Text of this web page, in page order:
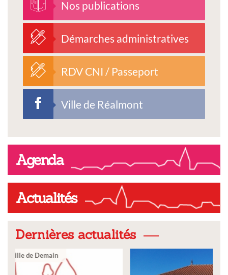
Nos publications
Démarches administratives
RDV CNI / Passeport
Ville de Réalmont
Agenda
Actualités
Dernières actualités